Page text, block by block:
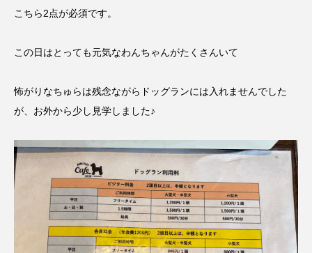
こちら2点が必須です。
この日はとっても元気なわんちゃんがたくさんいて
怖がりなちゅらは残念ながらドッグランには入れませんでした
が、お外から少し見学しました♪